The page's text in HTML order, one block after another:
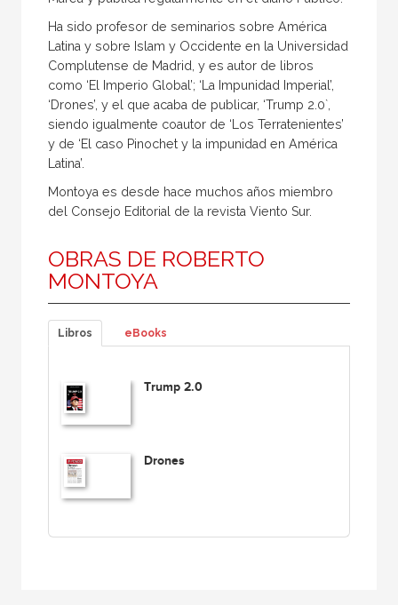
Ha sido profesor de seminarios sobre América
Latina y sobre Islam y Occidente en la Universidad
Complutense de Madrid, y es autor de libros
como ‘El Imperio Global’; ‘La Impunidad Imperial’,
‘Drones’, y el que acaba de publicar, ‘Trump 2.0`,
siendo igualmente coautor de ‘Los Terratenientes’
y de ‘El caso Pinochet y la impunidad en América
Latina’.
Montoya es desde hace muchos años miembro
del Consejo Editorial de la revista Viento Sur.
OBRAS DE ROBERTO
MONTOYA
Libros eBooks
Trump 2.0
Drones